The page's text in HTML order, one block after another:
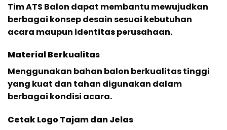
Tim ATS Balon dapat membantu mewujudkan
berbagai konsep desain sesuai kebutuhan
acara maupun identitas perusahaan.
Material Berkualitas
Menggunakan bahan balon berkualitas tinggi
yang kuat dan tahan digunakan dalam
berbagai kondisi acara.
Cetak Logo Tajam dan Jelas